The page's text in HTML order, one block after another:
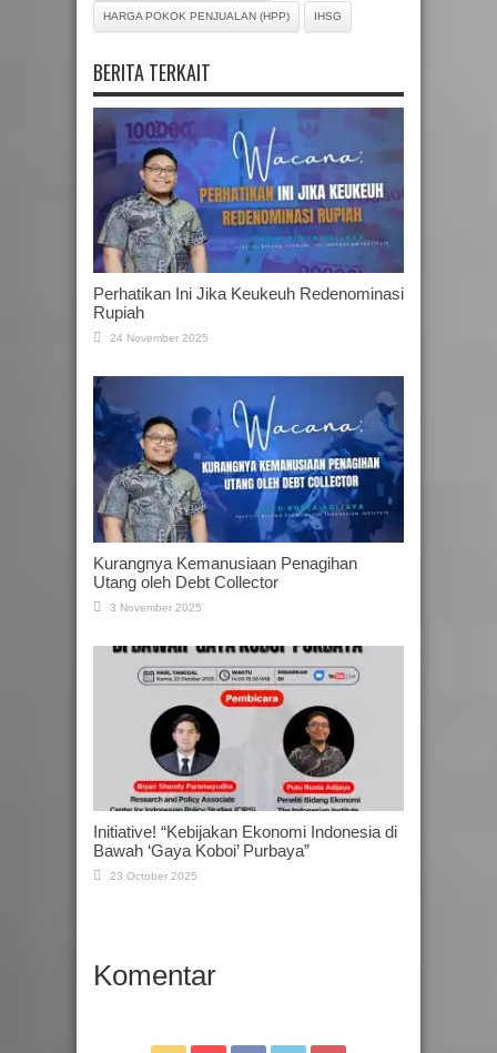
HARGA POKOK PENJUALAN (HPP) IHSG
BERITA TERKAIT
Perhatikan Ini Jika Keukeuh Redenominasi
Rupiah
24 November 2025
Kurangnya Kemanusiaan Penagihan
Utang oleh Debt Collector
3 November 2025
Initiative! “Kebijakan Ekonomi Indonesia di
Bawah ‘Gaya Koboi’ Purbaya”
23 October 2025
Komentar